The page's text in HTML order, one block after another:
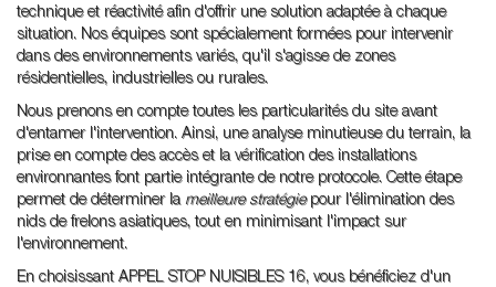
technique et réactivité afin d'offrir une solution adaptée à chaque
situation. Nos équipes sont spécialement formées pour intervenir
dans des environnements variés, qu'il s'agisse de zones
résidentielles, industrielles ou rurales.
Nous prenons en compte toutes les particularités du site avant
d'entamer l'intervention. Ainsi, une analyse minutieuse du terrain, la
prise en compte des accès et la vérification des installations
environnantes font partie intégrante de notre protocole. Cette étape
permet de déterminer la meilleure stratégiepour l'élimination des
nids de frelons asiatiques, tout en minimisant l'impact sur
l'environnement.
En choisissant APPEL STOP NUISIBLES 16, vous bénéficiez d'un